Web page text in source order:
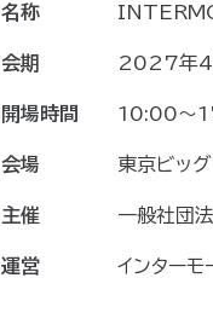
名称
会期 2027年4
開場時間 10:00〜
会場 東京ビッ
主催 一般社団
運営 インターモ